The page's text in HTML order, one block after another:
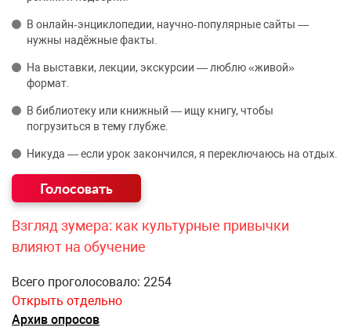
В онлайн‑энциклопедии, научно‑популярные сайты —
нужны надёжные факты.
На выставки, лекции, экскурсии — люблю «живой»
формат.
В библиотеку или книжный — ищу книгу, чтобы
погрузиться в тему глубже.
Никуда — если урок закончился, я переключаюсь на отдых.
Взгляд зумера: как культурные привычки
влияют на обучение
Всего проголосовало: 2254
Открыть отдельно
Архив опросов